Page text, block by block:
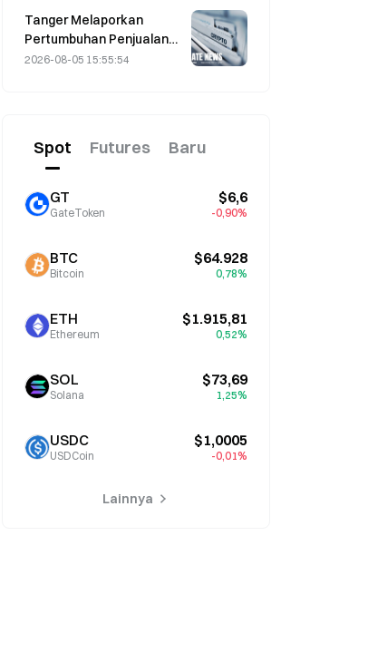
Saham Turun 7,23%
Tanger Melaporkan
Pertumbuhan Penjualan
5% yang Didorong oleh
2026-08-05 15:55:54
Spot Futures Baru
GT
GateToken
$6,6
-0,90%
BTC
Bitcoin
$64.928
0,78%
ETH
Ethereum
$1.915,81
0,52%
SOL
Solana
$73,69
1,25%
USDC
USDCoin
$1,0005
-0,01%
Lainnya